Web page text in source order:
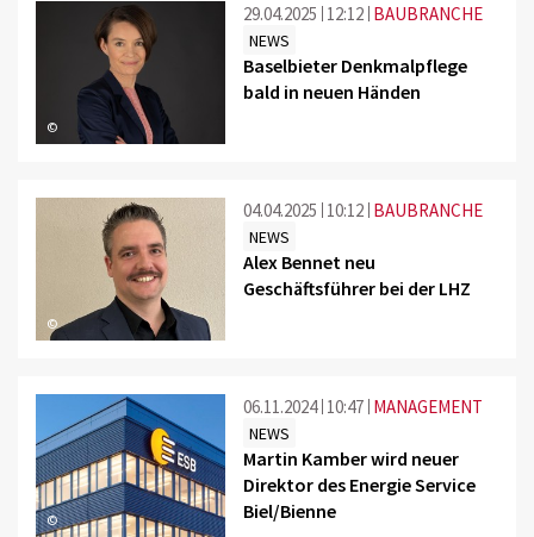
©
29.04.2025 12:12 BAUBRANCHE
NEWS
Baselbieter Denkmalpflege
bald in neuen Händen
©
04.04.2025 10:12 BAUBRANCHE
NEWS
Alex Bennet neu
Geschäftsführer bei der LHZ
©
06.11.2024 10:47 MANAGEMENT
NEWS
Martin Kamber wird neuer
Direktor des Energie Service
Biel/Bienne